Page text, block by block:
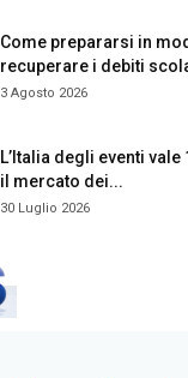
Come prepararsi in
recuperare i debiti
3 Agosto 2026
L’Italia degli eventi
il mercato dei...
30 Luglio 2026